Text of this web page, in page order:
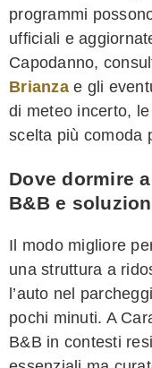
programmi
ufficiali e
Capodanno,
Brianzae gli
di meteo incerto,
scelta più comoda
Dove dormire
B&B e
Il modo migliore
una struttura a
l’auto nel
pochi minuti. A
B&B in contesti